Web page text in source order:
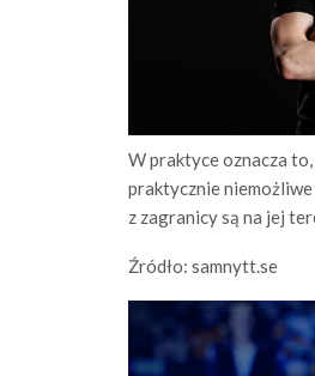
W praktyce oznacza
praktycznie
z zagranicy są na jej
Źródło: samnytt.se